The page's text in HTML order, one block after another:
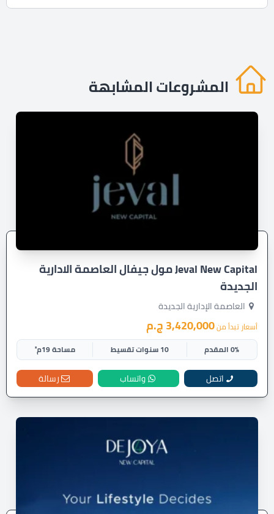
المشروعات المشابهة
Jeval New Capital مول جيفال العاصمة الادارية
الجديدة
العاصمة الإدارية الجديدة
أسعار تبدأ من3,420,000 ج.م
0% المقدم 10 سنوات تقسيط مساحة 19م²
اتصل واتساب رسالة